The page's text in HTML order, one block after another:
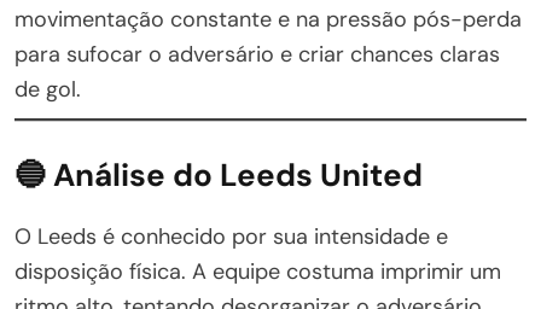
movimentação constante e na pressão pós-perda
para sufocar o adversário e criar chances claras
de gol.
🔵 Análise do Leeds United
O Leeds é conhecido por sua intensidade e
disposição física. A equipe costuma imprimir um